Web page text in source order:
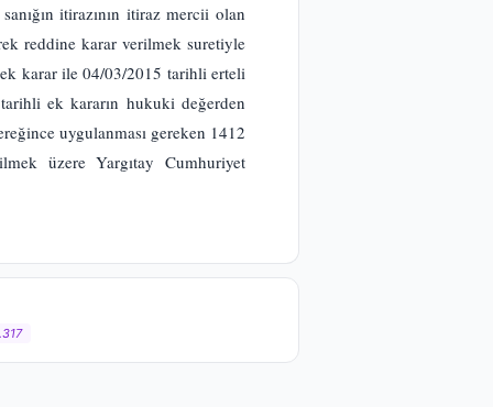
itirazının itiraz mercii olan
reddine karar verilmek suretiyle
karar ile 04/03/2015 tarihli erteli
ek kararın hukuki değerden
uygulanması gereken 1412
üzere Yargıtay Cumhuriyet